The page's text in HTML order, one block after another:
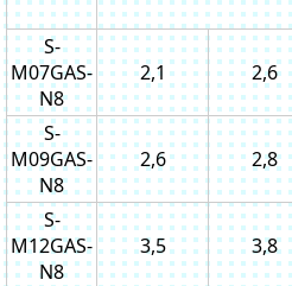
S-
M07GAS-
N8
2,1 2,6
S-
M09GAS-
N8
2,6 2,8
S-
M12GAS-
N8
3,5 3,8